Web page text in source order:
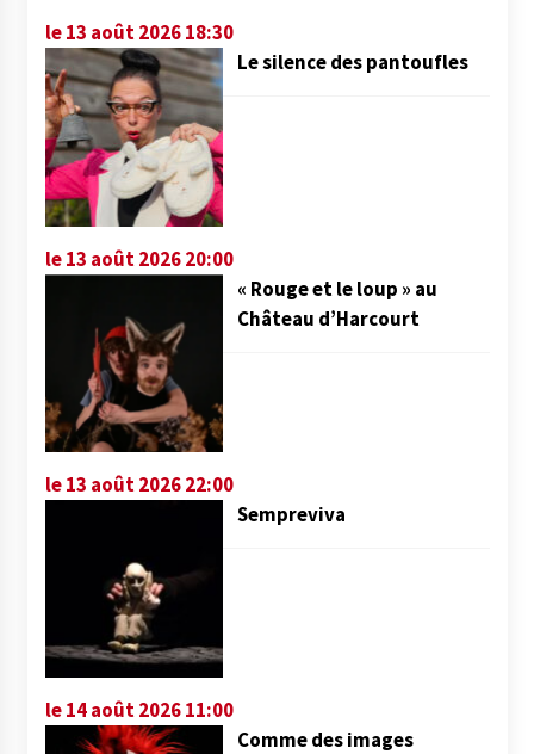
le 13 août 2026 18:30
Le silence des pantoufles
le 13 août 2026 20:00
« Rouge et le loup » au
Château d’Harcourt
le 13 août 2026 22:00
Sempreviva
le 14 août 2026 11:00
Comme des images